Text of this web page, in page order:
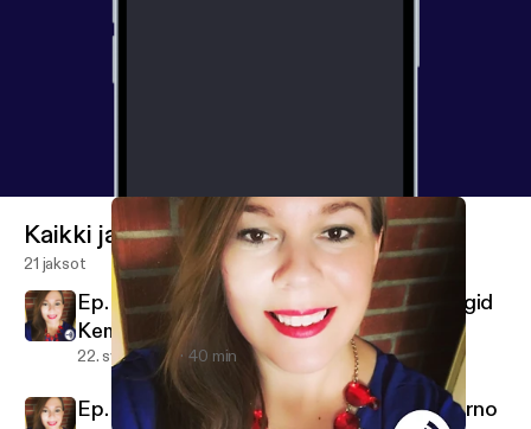
Kaikki jaksot
21 jaksot
Ep. 19 A Curse So Dark and Lonely by Brigid
Kemmerer
22. syys 2019 40 min
Ep. 18 The Hating Game vs. Gabriel’s Inferno